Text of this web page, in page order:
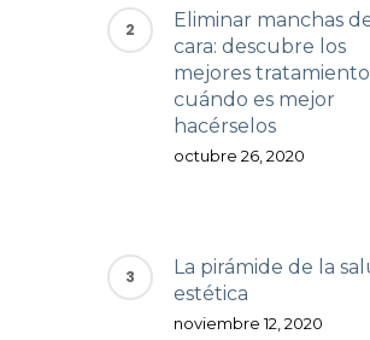
Eliminar manchas
cara: descubre los
mejores
cuándo es mejor
hacérselos
octubre 26, 2020
La pirámide de la
estética
noviembre 12, 2020